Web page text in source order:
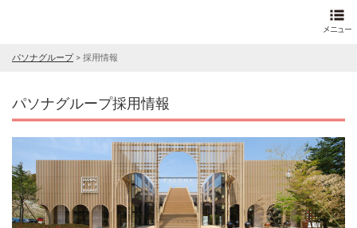
パソナグループ> 採用情報
パソナグループ採用情報